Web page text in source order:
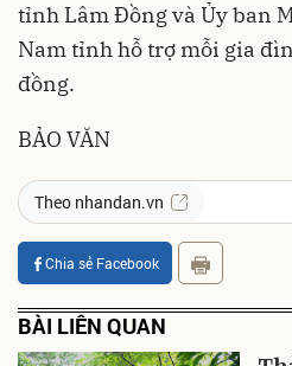
tỉnh Lâm Đồng và Ủy ban
Nam tỉnh hỗ trợ mỗi gia
đồng.
BẢO VĂN
Theo nhandan.vn
Chia sẻ Facebook
BÀI LIÊN QUAN